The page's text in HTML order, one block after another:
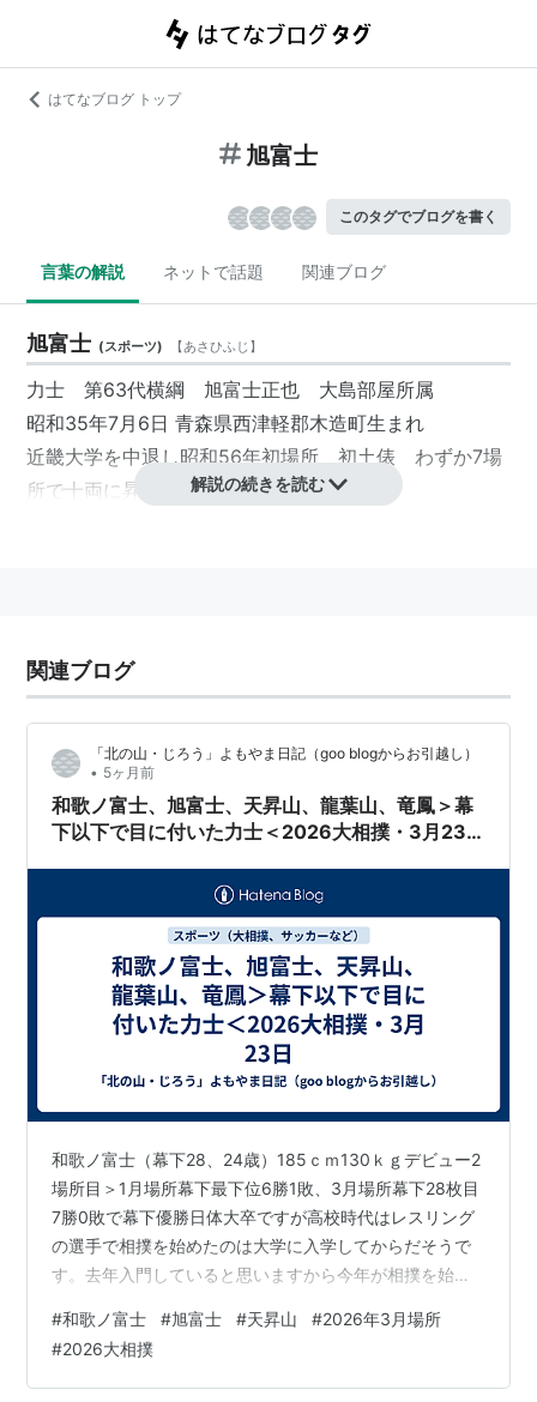
はてなブログ トップ
旭富士
このタグでブログを書く
言葉の解説 ネットで話題 関連ブログ
旭富士 (スポーツ) 【あさひふじ 】
力士 第63代横綱 旭富士正也 大島部屋所属
昭和35年7月6日 青森県西津軽郡木造町生まれ
近畿大学を中退し昭和56年初場所 初土俵 わずか7場
所で十両に昇進。
川親方から安治川部屋
リスト::大相撲力士
解説の続きを読む
関連ブログ
「北の山・じろう」よもやま日記（goo blogからお引越し）
• 5ヶ月前
和歌ノ富士、旭富士、天昇山、龍葉山、竜鳳＞幕
下以下で目に付いた力士＜2026大相撲・3月23
和歌ノ富士（幕下28、24歳）185ｃｍ130ｋｇデビュー2
場所目＞1月場所幕下最下位6勝1敗、3月場所幕下28枚目
7勝0敗で幕下優勝日体大卒ですが高校時代はレスリング
の選手で相撲を始めたのは大学に入学してからだそうで
す。去年入門していると思いますから今年が相撲を始め
動画を見ても強いです。左四つの型を既に持っていて右
上手を取ると強いです。今場所6勝1敗で十両昇進を決め
た大花竜との一番でも強いところを見ると、もう十両で
#和歌ノ富士 #旭富士 #天昇山 #2026年3月場所
#2026大相撲